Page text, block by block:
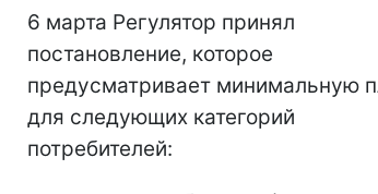
6 марта Регулятор принял
постановление, которое
предусматривает минимальную
для следующих категорий
потребителей: